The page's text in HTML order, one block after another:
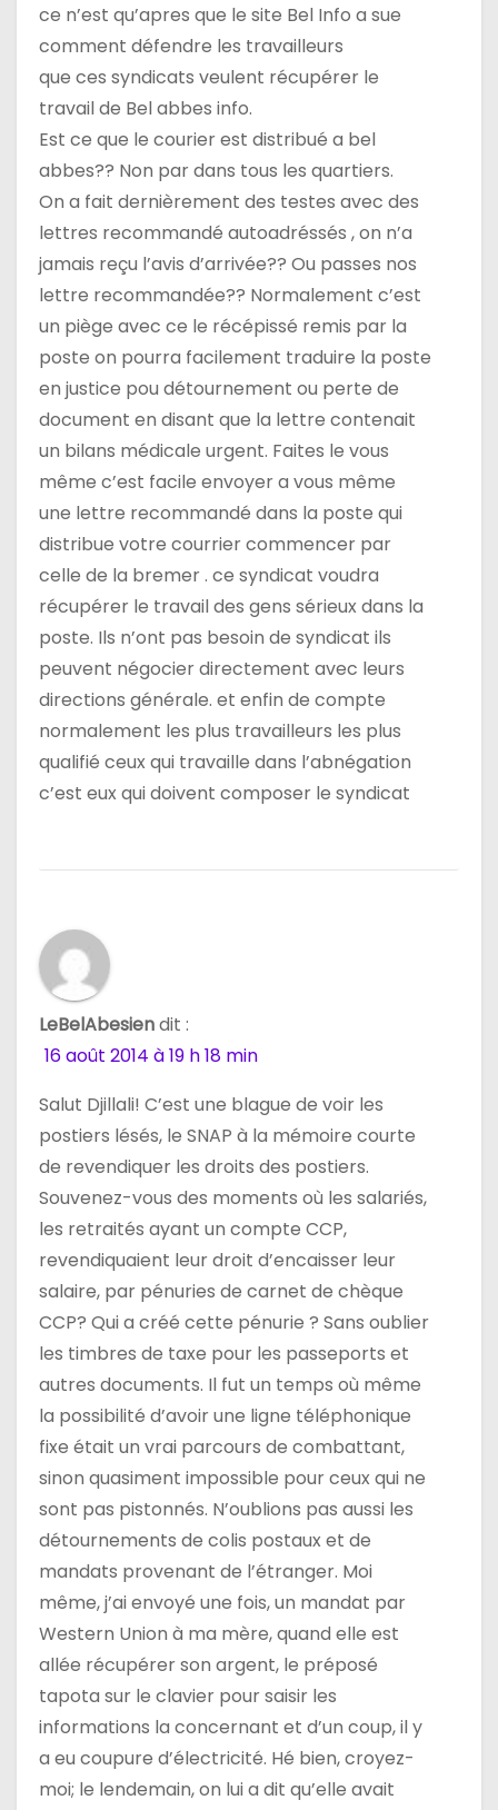
r
t
c
e
ce n’est qu’apres que le site Bel Info a sue
comment défendre les travailleurs
que ces syndicats veulent récupérer le
travail de Bel abbes info.
Est ce que le courier est distribué a bel
abbes?? Non par dans tous les quartiers.
On a fait dernièrement des testes avec des
lettres recommandé autoadréssés , on n’a
jamais reçu l’avis d’arrivée?? Ou passes nos
lettre recommandée?? Normalement c’est
un piège avec ce le récépissé remis par la
poste on pourra facilement traduire la poste
en justice pou détournement ou perte de
document en disant que la lettre contenait
un bilans médicale urgent. Faites le vous
même c’est facile envoyer a vous même
une lettre recommandé dans la poste qui
distribue votre courrier commencer par
celle de la bremer . ce syndicat voudra
récupérer le travail des gens sérieux dans la
poste. Ils n’ont pas besoin de syndicat ils
peuvent négocier directement avec leurs
directions générale. et enfin de compte
normalement les plus travailleurs les plus
qualifié ceux qui travaille dans l’abnégation
c’est eux qui doivent composer le syndicat
LeBelAbesiendit :
16 août 2014 à 19 h 18 min
Salut Djillali! C’est une blague de voir les
postiers lésés, le SNAP à la mémoire courte
de revendiquer les droits des postiers.
Souvenez-vous des moments où les salariés,
les retraités ayant un compte CCP,
revendiquaient leur droit d’encaisser leur
salaire, par pénuries de carnet de chèque
CCP? Qui a créé cette pénurie ? Sans oublier
les timbres de taxe pour les passeports et
autres documents. Il fut un temps où même
la possibilité d’avoir une ligne téléphonique
fixe était un vrai parcours de combattant,
sinon quasiment impossible pour ceux qui ne
sont pas pistonnés. N’oublions pas aussi les
détournements de colis postaux et de
mandats provenant de l’étranger. Moi
même, j’ai envoyé une fois, un mandat par
Western Union à ma mère, quand elle est
allée récupérer son argent, le préposé
tapota sur le clavier pour saisir les
informations la concernant et d’un coup, il y
a eu coupure d’électricité. Hé bien, croyez-
moi; le lendemain, on lui a dit qu’elle avait